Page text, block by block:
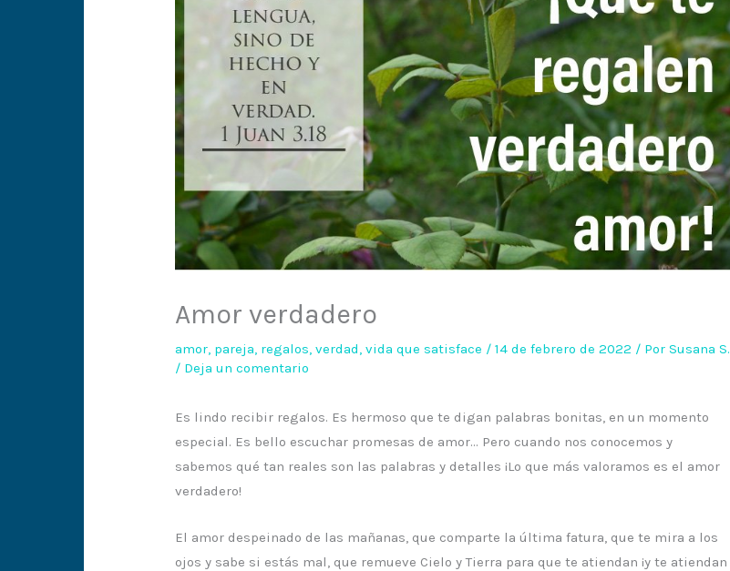
Amor verdadero
amor, pareja, regalos,verdad,vida que satisface /14 de febrero de 2022 / PorSusana S.
/ Deja un comentario
Es lindo recibir regalos. Es hermoso que te digan palabras bonitas, en un momento
especial. Es bello escuchar promesas de amor… Pero cuando nos conocemos y
sabemos qué tan reales son las palabras y detalles ¡Lo que más valoramos es el amor
verdadero!
El amor despeinado de las mañanas, que comparte la última fatura, que te mira a los
ojos y sabe si estás mal, que remueve Cielo y Tierra para que te atiendan ¡y te atiendan